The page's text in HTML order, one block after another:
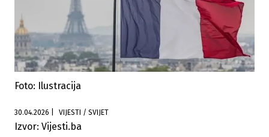
Foto: Ilustracija
30.04.2026 VIJESTI / SVIJET
Izvor: Vijesti.ba